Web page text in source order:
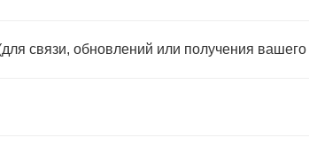
связи, обновлений или получения